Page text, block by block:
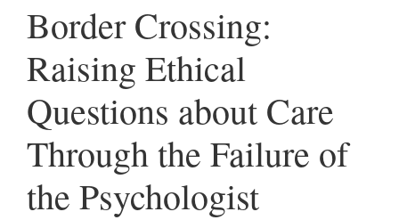
Border Crossing:
Raising Ethical
Questions about Care
Through the Failure of
the Psychologist